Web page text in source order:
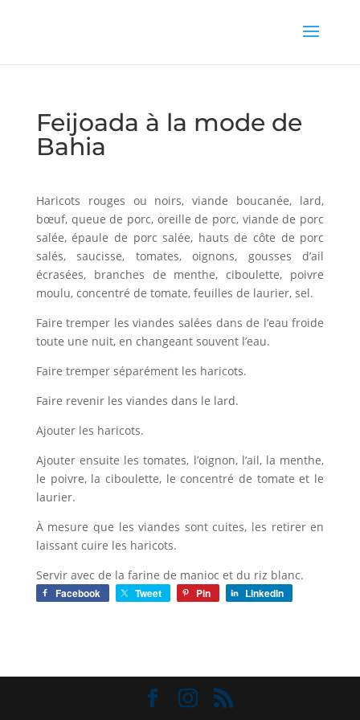
Feijoada à la mode de
Bahia
Haricots rouges ou noirs, viande boucanée, lard,
bœuf, queue de porc, oreille de porc, viande de porc
salée, épaule de porc salée, hauts de côte de porc
salés, saucisse, tomates, oignons, gousses d’ail
écrasées, branches de menthe, ciboulette, poivre
moulu, concentré de tomate, feuilles de laurier, sel.
Faire tremper les viandes salées dans de l’eau froide
toute une nuit, en changeant souvent l’eau.
Faire tremper séparément les haricots.
Faire revenir les viandes dans le lard.
Ajouter les haricots.
Ajouter ensuite les tomates, l’oignon, l’ail, la menthe,
le poivre, la ciboulette, le concentré de tomate et le
laurier.
À mesure que les viandes sont cuites, les retirer en
laissant cuire les haricots.
Servir avec de la farine de manioc et du riz blanc.
Facebook Tweet Pin LinkedIn